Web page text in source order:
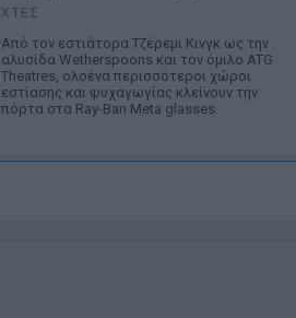
ΧΤΕΣ
Από τον εστιάτορα Τζέρεμι Κινγκ ως την
αλυσίδα Wetherspoons και τον όμιλο ATG
Theatres, ολοένα περισσότεροι χώροι
εστίασης και ψυχαγωγίας κλείνουν την
πόρτα στα Ray-Ban Meta glasses.